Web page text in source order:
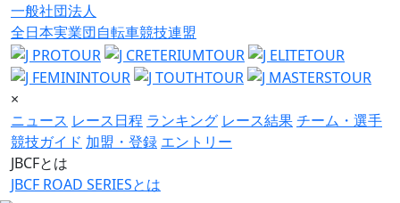
一般社団法人
全日本実業団自転車競技連盟
×
ニュース レース日程 ランキング レース結果チーム・選手
競技ガイド 加盟・登録 エントリー
JBCFとは
JBCF ROAD SERIESとは